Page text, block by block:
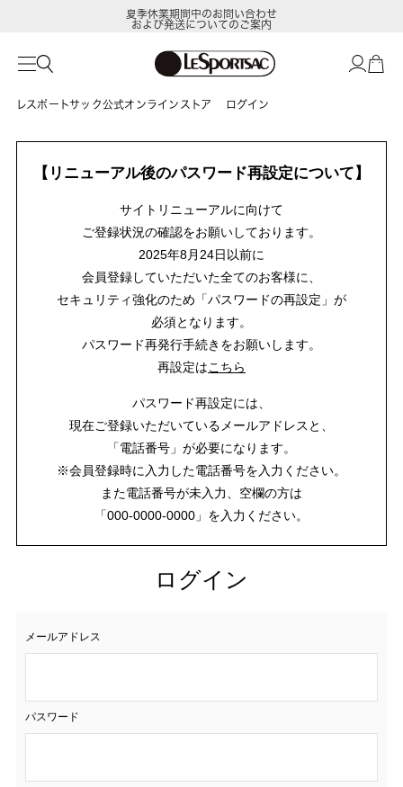
夏季休業期間中のお問い合わせ
および発送についてのご案内
レスポートサック公式オンラインストア ログイン
【リニューアル後のパスワード再設定について】
サイトリニューアルに向けて
ご登録状況の確認をお願いしております。
2025年8月24日以前に
会員登録していただいた全てのお客様に、
セキュリティ強化のため「パスワードの再設定」が
必須となります。
パスワード再発行手続きをお願いします。
再設定はこちら
パスワード再設定には、
現在ご登録いただいているメールアドレスと、
「電話番号」が必要になります。
※会員登録時に入力した電話番号を入力ください。
また電話番号が未入力、空欄の方は
「000-0000-0000」を入力ください。
ログイン
メールアドレス
パスワード